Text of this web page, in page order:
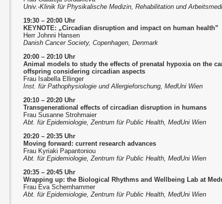
Univ.-Klinik für Physikalische Medizin, Rehabilitation und
19:30 – 20:00 Uhr
KEYNOTE: „Circadian disruption and impact on human health”
Herr Johnni Hansen
Danish Cancer Society, Copenhagen, Denmark
20:00 – 20:10 Uhr
Animal models to study the effects of prenatal hypoxia on the
offspring considering circadian aspects
Frau Isabella Ellinger
Inst. für Pathophysiologie und Allergieforschung, MedUni Wien
20:10 – 20:20 Uhr
Transgenerational effects of circadian disruption in humans
Frau Susanne Strohmaier
Abt. für Epidemiologie, Zentrum für Public Health, MedUni Wien
20:20 – 20:35 Uhr
Moving forward: current research advances
Frau Kyriaki Papantoniou
Abt. für Epidemiologie, Zentrum für Public Health, MedUni Wien
20:35 – 20:45 Uhr
Wrapping up: the Biological Rhythms and Wellbeing Lab at
Frau Eva Schernhammer
Abt. für Epidemiologie, Zentrum für Public Health, MedUni Wien